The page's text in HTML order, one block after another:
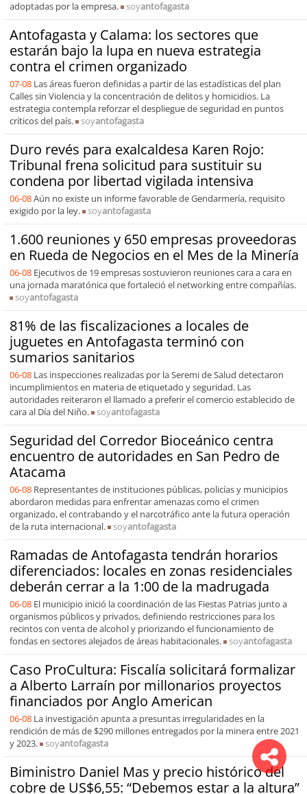
adoptadas por la empresa.
soyantofagasta
Antofagasta y Calama: los sectores que
estarán bajo la lupa en nueva estrategia
contra el crimen organizado
07-08 Las áreas fueron definidas a partir de las estadísticas del plan
Calles sin Violencia y la concentración de delitos y homicidios. La
estrategia contempla reforzar el despliegue de seguridad en puntos
críticos del país.
soyantofagasta
Duro revés para exalcaldesa Karen Rojo:
Tribunal frena solicitud para sustituir su
condena por libertad vigilada intensiva
06-08Aún no existe un informe favorable de Gendarmería, requisito
exigido por la ley.
soyantofagasta
1.600 reuniones y 650 empresas proveedoras
en Rueda de Negocios en el Mes de la Minería
06-08 Ejecutivos de 19 empresas sostuvieron reuniones cara a cara en
una jornada maratónica que fortaleció el networking entre compañías.
soyantofagasta
81% de las fiscalizaciones a locales de
juguetes en Antofagasta terminó con
sumarios sanitarios
06-08 Las inspecciones realizadas por la Seremi de Salud detectaron
incumplimientos en materia de etiquetado y seguridad. Las
autoridades reiteraron el llamado a preferir el comercio establecido de
cara al Día del Niño.
soyantofagasta
Seguridad del Corredor Bioceánico centra
encuentro de autoridades en San Pedro de
Atacama
06-08 Representantes de instituciones públicas, policías y municipios
abordaron medidas para enfrentar amenazas como el crimen
organizado, el contrabando y el narcotráfico ante la futura operación
de la ruta internacional.
soyantofagasta
Ramadas de Antofagasta tendrán horarios
diferenciados: locales en zonas residenciales
deberán cerrar a la 1:00 de la madrugada
06-08 El municipio inició la coordinación de las Fiestas Patrias junto a
organismos públicos y privados, definiendo restricciones para los
recintos con venta de alcohol y priorizando el funcionamiento de
fondas en sectores alejados de áreas habitacionales.
soyantofagasta
Caso ProCultura: Fiscalía solicitará formalizar
a Alberto Larraín por millonarios proyectos
financiados por Anglo American
06-08 La investigación apunta a presuntas irregularidades en la
rendición de más de $290 millones entregados por la minera entre 2021
y 2023.
soyantofagasta
Biministro Daniel Mas y precio histórico del
cobre de US$6,55: “Debemos estar a la altura”